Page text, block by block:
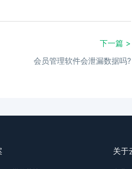
下一篇 >
会员管理软件会泄漏数据吗?
关于